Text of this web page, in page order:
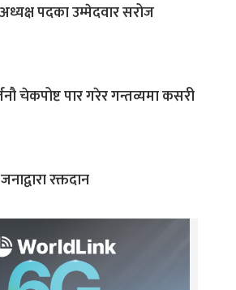
पदका उम्मेदवार सरोज
चेकपोष्ट पार गरेर गन्तव्यमा कसरी
रक्तदान